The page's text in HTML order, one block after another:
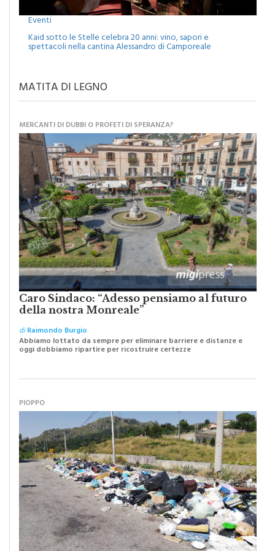
Kaid sotto le Stelle celebra 20 anni: vino, sapori e
spettacoli nella cantina Alessandro di Camporeale
Caro Sindaco: “Adesso pensiamo al futuro
della nostra Monreale”
diRaimondo Burgio
Abbiamo lottato da sempre per eliminare barriere e distanze e
oggi dobbiamo ripartire per ricostruire certezze